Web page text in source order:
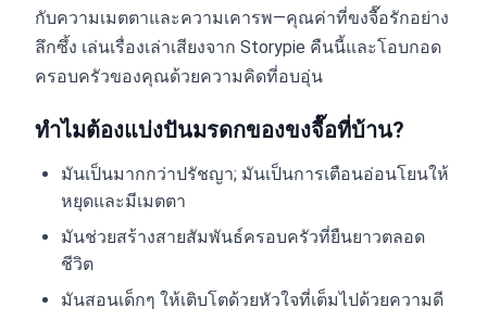
กับความเมตตาและความเคารพ—คุณค่าที่ขงจื๊อรักอย่าง
ลึกซึ้ง เล่นเรื่องเล่าเสียงจาก Storypie คืนนี้และโอบกอด
ครอบครัวของคุณด้วยความคิดที่อบอุ่น
ทำไมต้องแบ่งปันมรดกของขงจื๊อที่บ้าน?
มันเป็นมากกว่าปรัชญา; มันเป็นการเตือนอ่อนโยนให้
หยุดและมีเมตตา
มันช่วยสร้างสายสัมพันธ์ครอบครัวที่ยืนยาวตลอด
ชีวิต
มันสอนเด็กๆ ให้เติบโตด้วยหัวใจที่เต็มไปด้วยความดี